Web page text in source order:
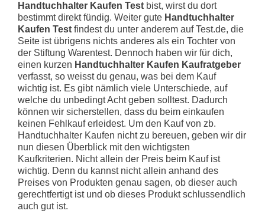
Handtuchhalter Kaufen Test bist, wirst du dort
bestimmt direkt fündig. Weiter gute Handtuchhalter
Kaufen Test findest du unter anderem auf Test.de, die
Seite ist übrigens nichts anderes als ein Tochter von
der Stiftung Warentest. Dennoch haben wir für dich,
einen kurzen Handtuchhalter Kaufen Kaufratgeber
verfasst, so weisst du genau, was bei dem Kauf
wichtig ist. Es gibt nämlich viele Unterschiede, auf
welche du unbedingt Acht geben solltest. Dadurch
können wir sicherstellen, dass du beim einkaufen
keinen Fehlkauf erleidest. Um den Kauf von zb.
Handtuchhalter Kaufen nicht zu bereuen, geben wir dir
nun diesen Überblick mit den wichtigsten
Kaufkriterien. Nicht allein der Preis beim Kauf ist
wichtig. Denn du kannst nicht allein anhand des
Preises von Produkten genau sagen, ob dieser auch
gerechtfertigt ist und ob dieses Produkt schlussendlich
auch gut ist.